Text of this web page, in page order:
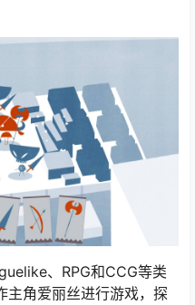
、RPG和CCG等类
主角爱丽丝进行游戏，探